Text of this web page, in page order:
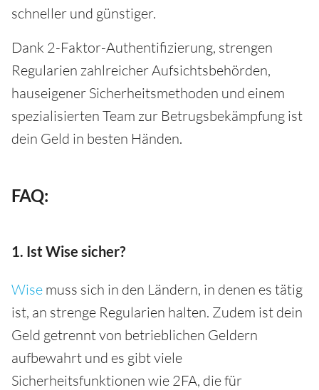
schneller und günstiger.
Dank 2-Faktor-Authentifizierung, strengen
Regularien zahlreicher Aufsichtsbehörden,
hauseigener Sicherheitsmethoden und einem
spezialisierten Team zur Betrugsbekämpfung ist
dein Geld in besten Händen.
FAQ:
1. Ist Wise sicher?
Wise muss sich in den Ländern, in denen es tätig
ist, an strenge Regularien halten. Zudem ist dein
Geld getrennt von betrieblichen Geldern
aufbewahrt und es gibt viele
Sicherheitsfunktionen wie 2FA, die für